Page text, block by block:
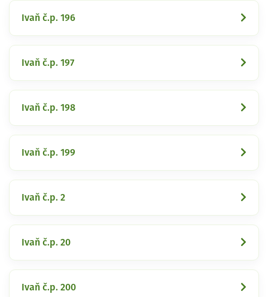
Ivaň č.p. 196
Ivaň č.p. 197
Ivaň č.p. 198
Ivaň č.p. 199
Ivaň č.p. 2
Ivaň č.p. 20
Ivaň č.p. 200